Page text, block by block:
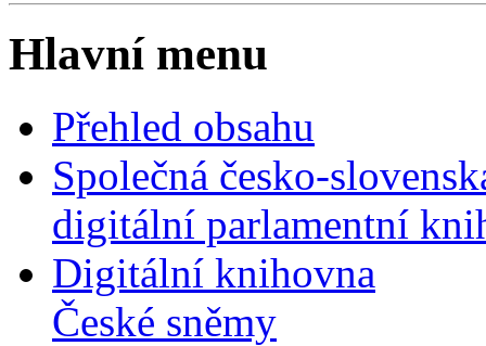
Hlavní menu
Přehled obsahu
Společná česko-
digitální parlamentní
Digitální knihovna
České sněmy